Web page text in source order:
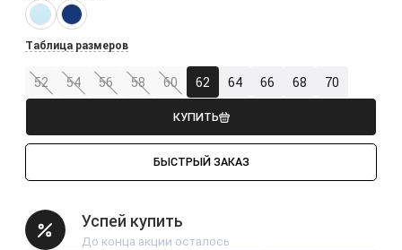
КУПИТЬ
БЫСТРЫЙ ЗАКАЗ
Успей купить
До конца акции осталось
Таблица размеров
52 54 56 58 60 62 64 66 68 70